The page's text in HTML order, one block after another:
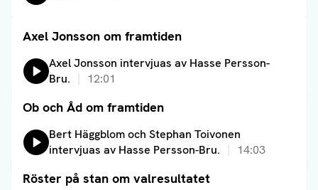
Axel Jonsson om framtiden
Läs artikel
Lyssna på:
Axel Jonsson intervjuas av Hasse Persson-
Bru.
12:01
Ob och Åd om framtiden
Läs artikel
Lyssna på:
Bert Häggblom och Stephan Toivonen
intervjuas av Hasse Persson-Bru.
14:03
Röster på stan om valresultatet
Läs artikel